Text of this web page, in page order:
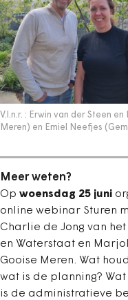
V.l.n.r. : Erwin van der Steen
Meren) en Emiel Neefjes
Meer weten?
Op woensdag 25 juni
online webinar Sturen
Charlie de Jong van
en Waterstaat en
Gooise Meren. Wat
wat is de planning?
is de administratieve